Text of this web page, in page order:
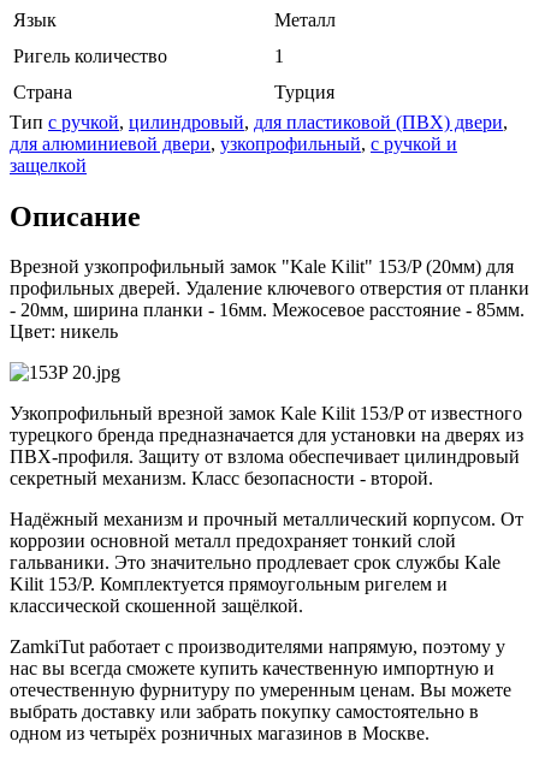
Язык
Металл
Ригель количество
1
Страна
Турция
Тип с ручкой, цилиндровый, для пластиковой (ПВХ) двери,
для алюминиевой двери, узкопрофильный, с ручкой и
защелкой
Описание
Врезной узкопрофильный замок "Kale Kilit" 153/P (20мм) для
профильных дверей. Удаление ключевого отверстия от планки
- 20мм, ширина планки - 16мм. Межосевое расстояние - 85мм.
Цвет: никель
Узкопрофильный врезной замок Kale Kilit 153/P от известного
турецкого бренда предназначается для установки на дверях из
ПВХ-профиля. Защиту от взлома обеспечивает цилиндровый
секретный механизм. Класс безопасности - второй.
Надёжный механизм и прочный металлический корпусом. От
коррозии основной металл предохраняет тонкий слой
гальваники. Это значительно продлевает срок службы Kale
Kilit 153/P. Комплектуется прямоугольным ригелем и
классической скошенной защёлкой.
ZamkiTut работает с производителями напрямую, поэтому у
нас вы всегда сможете купить качественную импортную и
отечественную фурнитуру по умеренным ценам. Вы можете
выбрать доставку или забрать покупку самостоятельно в
одном из четырёх розничных магазинов в Москве.